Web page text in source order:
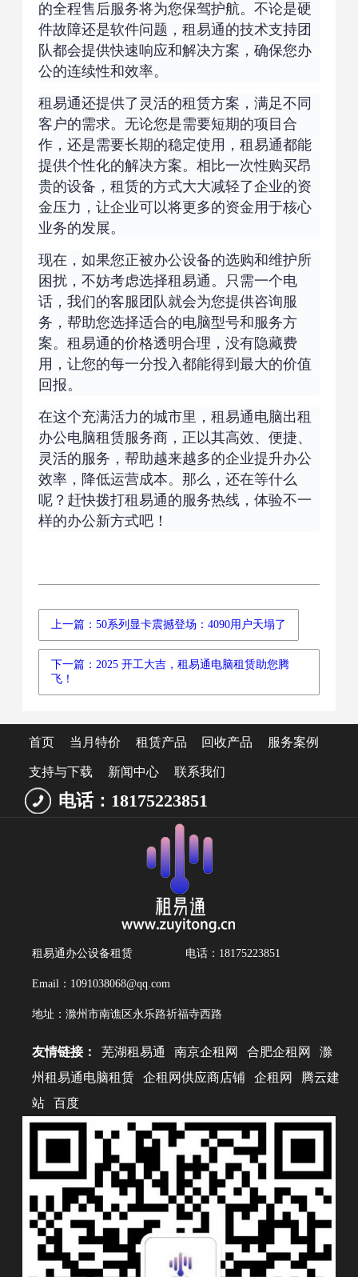
的全程售后服务将为您保驾护航。不论是硬
件故障还是软件问题，租易通的技术支持团
队都会提供快速响应和解决方案，确保您办
公的连续性和效率。
租易通还提供了灵活的租赁方案，满足不同
客户的需求。无论您是需要短期的项目合
作，还是需要长期的稳定使用，租易通都能
提供个性化的解决方案。相比一次性购买昂
贵的设备，租赁的方式大大减轻了企业的资
金压力，让企业可以将更多的资金用于核心
业务的发展。
现在，如果您正被办公设备的选购和维护所
困扰，不妨考虑选择租易通。只需一个电
话，我们的客服团队就会为您提供咨询服
务，帮助您选择适合的电脑型号和服务方
案。租易通的价格透明合理，没有隐藏费
用，让您的每一分投入都能得到最大的价值
回报。
在这个充满活力的城市里，租易通电脑出租
办公电脑租赁服务商，正以其高效、便捷、
灵活的服务，帮助越来越多的企业提升办公
效率，降低运营成本。那么，还在等什么
呢？赶快拨打租易通的服务热线，体验不一
样的办公新方式吧！
上一篇：50系列显卡震撼登场：4090用户天塌了
下一篇：2025 开工大吉，租易通电脑租赁助您腾
飞！
首页 当月特价 租赁产品 回收产品 服务案例
支持与下载 新闻中心 联系我们
电话：18175223851
租易通办公设备租赁 电话：18175223851
Email：1091038068@qq.com
地址：滁州市南谯区永乐路祈福寺西路
友情链接： 芜湖租易通 南京企租网 合肥企租网
滁
州租易通电脑租赁
企租网供应商店铺 企租网
腾云建
站
百度